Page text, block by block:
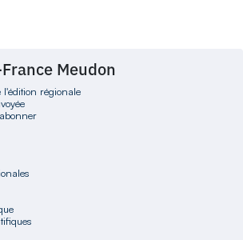
Meudon
l'édition régionale